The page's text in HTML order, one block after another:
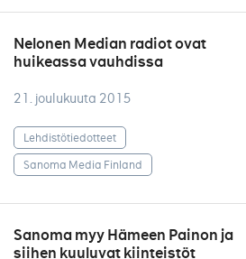
Nelonen Median radiot ovat
huikeassa vauhdissa
21. joulukuuta 2015
Lehdistötiedotteet
Sanoma Media Finland
Sanoma myy Hämeen Painon ja
siihen kuuluvat kiinteistöt